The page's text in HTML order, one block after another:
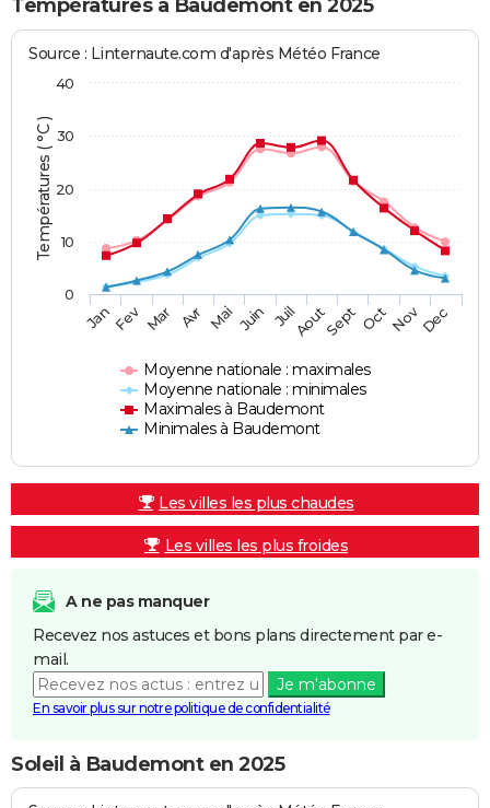
Températures à Baudemont en 2025
Températures ( °C )
Source : Linternaute.com d'après Météo France
Moyenne nationale : maximales
Moyenne nationale : minimales
Maximales à Baudemont
Minimales à Baudemont
JanFev Mar Avr Mai Juin JuilAoutSept OctNovDec
0
10
20
30
40
Les villes les plus chaudes
Les villes les plus froides
A ne pas manquer
Recevez nos astuces et bons plans directement par e-
mail.
Je m'abonne
En savoir plus sur notre politique de confidentialité
Soleil à Baudemont en 2025